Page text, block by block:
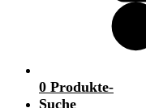
0 Produkte-
Suche